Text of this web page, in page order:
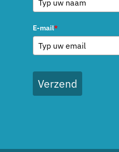
E-mail*
Verzend